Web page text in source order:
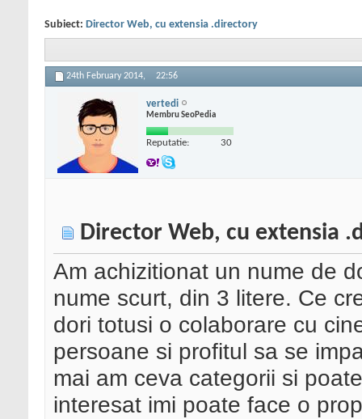
Subiect: Director Web, cu extensia .directory
24th February 2014, 22:56
vertedi
Membru SeoPedia
Reputatie: 30
Director Web, cu extensia
Am achizitionat un nume de
nume scurt, din 3 litere. Ce
dori totusi o colaborare cu
persoane si profitul sa se
mai am ceva categorii si
interesat imi poate face o